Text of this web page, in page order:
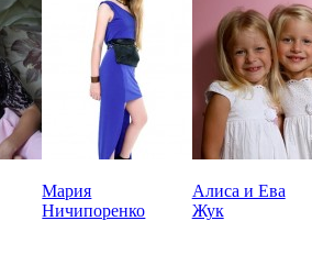
Мария
Ничипоренко
Алиса и Ева
Жук